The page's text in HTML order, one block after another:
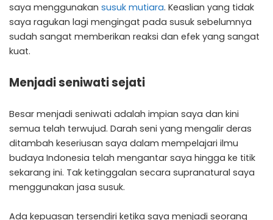
saya menggunakan susuk mutiara. Keaslian yang tidak
saya ragukan lagi mengingat pada susuk sebelumnya
sudah sangat memberikan reaksi dan efek yang sangat
kuat.
Menjadi seniwati sejati
Besar menjadi seniwati adalah impian saya dan kini
semua telah terwujud. Darah seni yang mengalir deras
ditambah keseriusan saya dalam mempelajari ilmu
budaya Indonesia telah mengantar saya hingga ke titik
sekarang ini. Tak ketinggalan secara supranatural saya
menggunakan jasa susuk.
Ada kepuasan tersendiri ketika saya menjadi seorang